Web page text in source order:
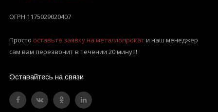
ОГРН:1175029020407
Просто оставьте заявку на металлопрокати наш менеджер
сам вам перезвонит в течении 20 минут!
Оставайтесь на связи